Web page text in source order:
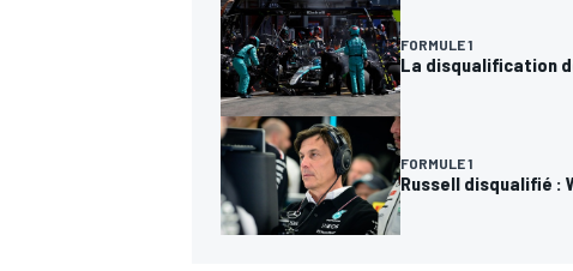
FORMULE 1
La disqualification
FORMULE 1
Russell disqualifié :